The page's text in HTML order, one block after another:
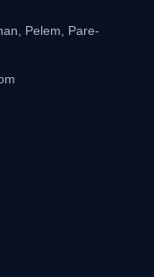
Pelem, Pare-